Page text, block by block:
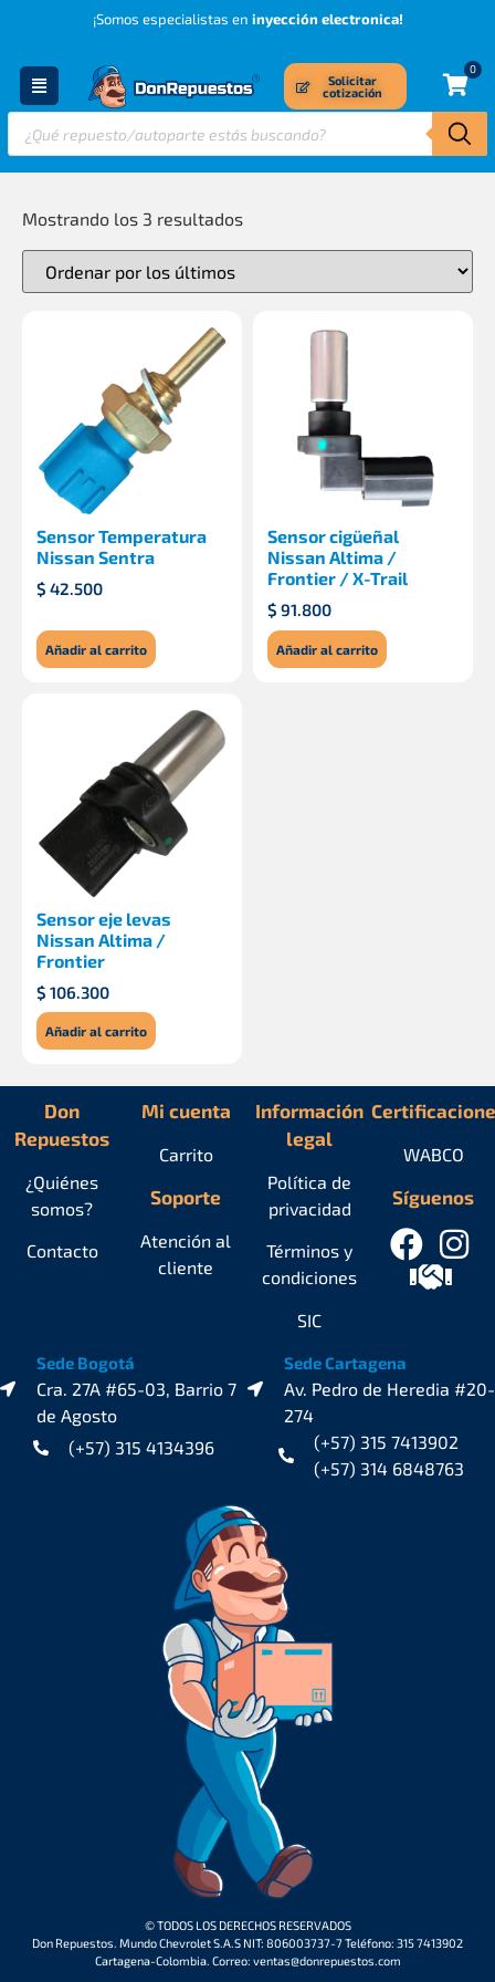
¡Somos especialistas en inyección electronica!
Solicitar
cotización
0
Mostrando los 3 resultados
Sensor Temperatura
Nissan Sentra
$ 42.500
Añadir al carrito
Sensor cigüeñal
Nissan Altima /
Frontier / X-Trail
$ 91.800
Añadir al carrito
Sensor eje levas
Nissan Altima /
Frontier
$ 106.300
Añadir al carrito
Don
Repuestos
¿Quiénes
somos?
Contacto
Mi cuenta
Carrito
Soporte
Atención al
cliente
Información
legal
Política de
privacidad
Términos y
condiciones
SIC
Síguenos
WABCO
Sede Bogotá
Cra. 27A #65-03, Barrio 7
de Agosto
(+57) 315 4134396
Sede Cartagena
Av. Pedro de Heredia #20-
274
(+57) 315 7413902
(+57) 314 6848763
© TODOS LOS DERECHOS RESERVADOS
Don Repuestos. Mundo Chevrolet S.A.S NIT: 806003737-7 Teléfono: 315 7413902
Cartagena-Colombia. Correo: ventas@donrepuestos.com